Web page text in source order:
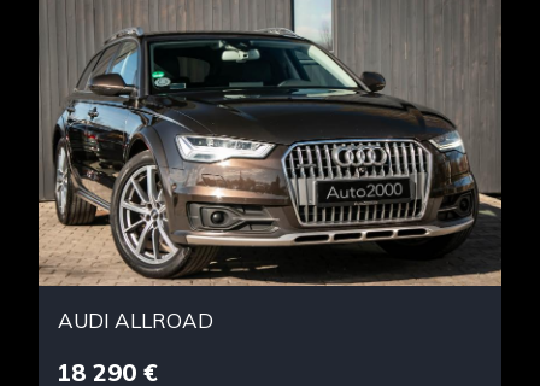
AUDI ALLROAD
18 290 €